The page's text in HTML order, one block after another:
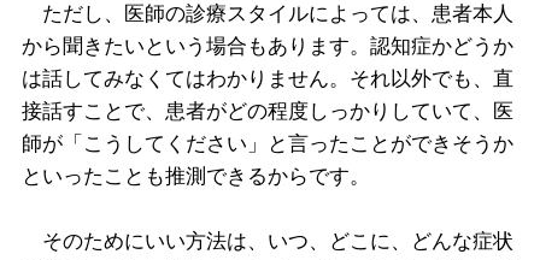
ただし、医師の診療スタイルによっては、患者本人
から聞きたいという場合もあります。認知症かどうか
は話してみなくてはわかりません。それ以外でも、直
接話すことで、患者がどの程度しっかりしていて、医
師が「こうしてください」と言ったことができそうか
といったことも推測できるからです。
そのためにいい方法は、いつ、どこに、どんな症状